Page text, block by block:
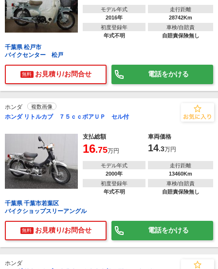
モデル年式
2016年
走行距離
28742Km
初度登録年
年式不明
車検/自賠責
自賠責保険無し
千葉県 松戸市
バイクセンター 松戸
無料 お見積り/お問合せ 電話をかける
ホンダ 複数画像
ホンダ リトルカブ ７５ｃｃボアＵＰ セル付
支払総額 車両価格
16.75万円 14.3万円
モデル年式
2000年
走行距離
13460Km
初度登録年
年式不明
車検/自賠責
自賠責保険無し
千葉県 千葉市若葉区
バイクショップスリーアングル
無料 お見積り/お問合せ 電話をかける
ホンダ